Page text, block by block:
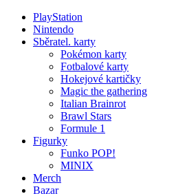
PlayStation
Nintendo
Sběratel. karty
Pokémon karty
Fotbalové karty
Hokejové kartičky
Magic the gathering
Italian Brainrot
Brawl Stars
Formule 1
Figurky
Funko POP!
MINIX
Merch
Bazar